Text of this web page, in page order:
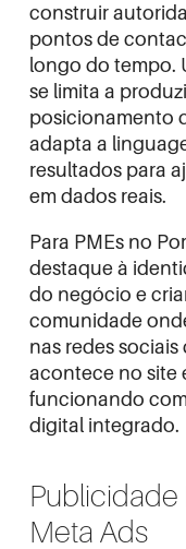
construir
pontos de
longo do tempo.
se limita a
posicionamento
adapta a
resultados para
em dados reais.
Para PMEs no
destaque à
do negócio e
comunidade
nas redes
acontece no site
funcionando
digital integrado.
Publicidade
Meta Ads